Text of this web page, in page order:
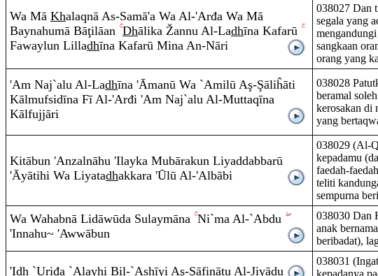
Wa Mā Khalaqnā As-Samā'a Wa Al-'Arđa Wa Mā
Baynahumā Bāţilāan Dhālika Žannu Al-Ladhīna Kafarū
Fawaylun Lilladhīna Kafarū Mina An-Nāri
038027 Dan
segala yang
sangkaan
orang yang
'Am Naj`alu Al-Ladhīna 'Āmanū Wa `Amilū Aş-Şāliĥāti
Kālmufsidīna FīAl-'Arđi 'Am Naj`alu Al-Muttaqīna
Kālfujjāri
038028
beramal
kerosakan di
yang
Kitābun 'Anzalnāhu 'Ilayka Mubārakun Liyaddabbarū
'Āyātihi Wa Liyatadhakkara 'Ūlū Al-'Albābi
038029 (Al-
kepadamu
faedah-
teliti
sempurna
Wa Wahabnā Lidāwūda Sulaymāna Ni`ma Al-`Abdu
'Innahu~ 'Awwābun
038030 Dan
anak
beribadat),
'Idh `Uriđa `Alayhi Bil-`Ashīyi Aş-Şāfinātu Al-Jiyādu
038031
kepadanya